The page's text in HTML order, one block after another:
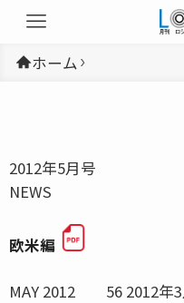
ホーム
2012年5月号
NEWS
欧米編
MAY 2012 56 2012年3